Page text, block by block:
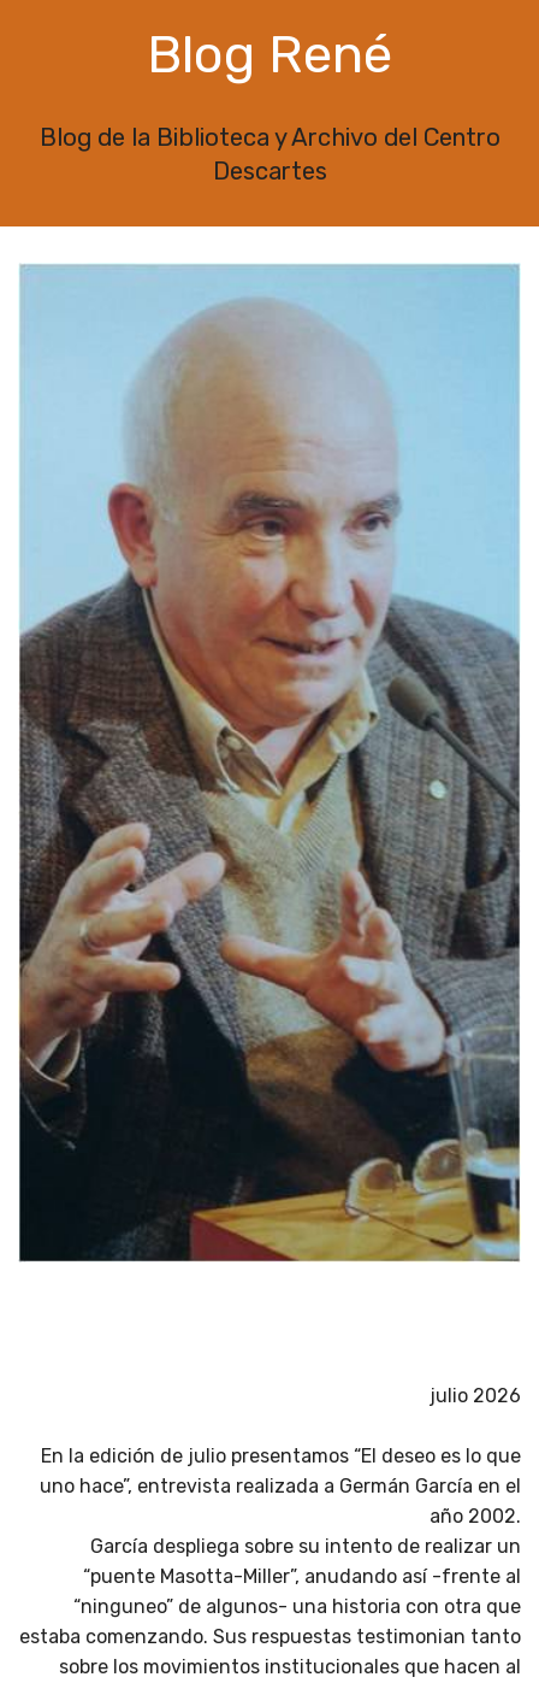
Blog René
Blog de la Biblioteca y Archivo del Centro
Descartes
julio 2026
En la edición de julio presentamos “El deseo es lo que
uno hace”, entrevista realizada a Germán García en el
año 2002.
García despliega sobre su intento de realizar un
“puente Masotta-Miller”, anudando así -frente al
“ninguneo” de algunos- una historia con otra que
estaba comenzando. Sus respuestas testimonian tanto
sobre los movimientos institucionales que hacen al